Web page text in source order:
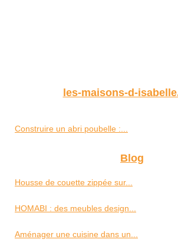
les-maisons-d-
Construire un abri poubelle :...
Blog
Housse de couette zippée sur...
HOMABI : des meubles design...
Aménager une cuisine dans un...